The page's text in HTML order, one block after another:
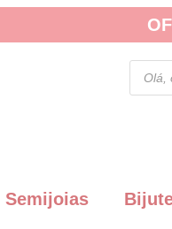
Semijoias